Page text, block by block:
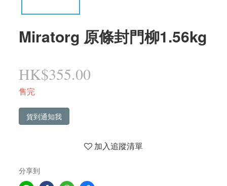
Miratorg 原條封門柳1.56kg
HK$355.00
售完
貨到通知我
加入追蹤清單
分享到